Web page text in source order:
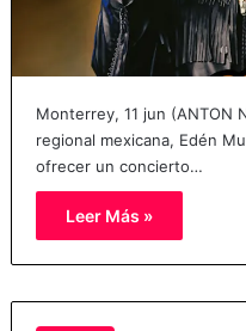
Monterrey, 11 jun (ANTON
regional mexicana, Edén
ofrecer un concierto…
Leer Más »